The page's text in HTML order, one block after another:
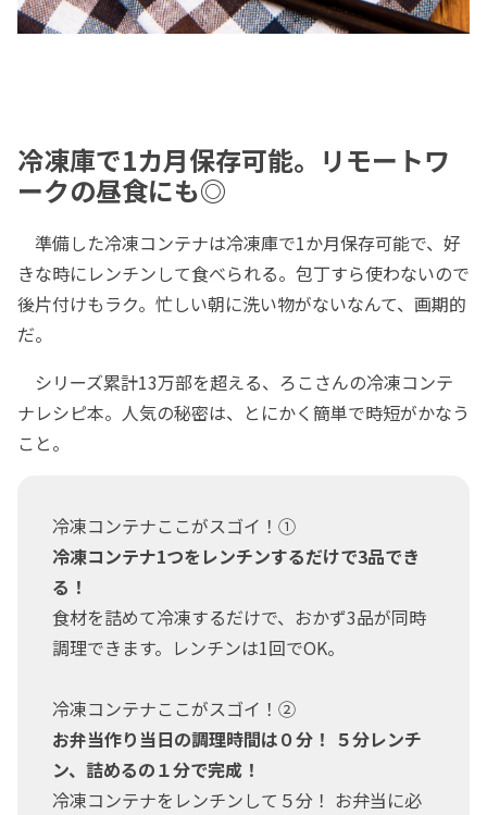
冷凍庫で1カ月保存可能。リモートワ
ークの昼食にも◎
準備した冷凍コンテナは冷凍庫で1か月保存可能で、好
きな時にレンチンして食べられる。包丁すら使わないので
後片付けもラク。忙しい朝に洗い物がないなんて、画期的
だ。
シリーズ累計13万部を超える、ろこさんの冷凍コンテ
ナレシピ本。人気の秘密は、とにかく簡単で時短がかなう
こと。
冷凍コンテナここがスゴイ！①
冷凍コンテナ1つをレンチンするだけで3品でき
る！
食材を詰めて冷凍するだけで、おかず3品が同時
調理できます。レンチンは1回でOK。
冷凍コンテナここがスゴイ！②
お弁当作り当日の調理時間は０分！ ５分レンチ
ン、詰めるの１分で完成！
冷凍コンテナをレンチンして５分！ お弁当に必